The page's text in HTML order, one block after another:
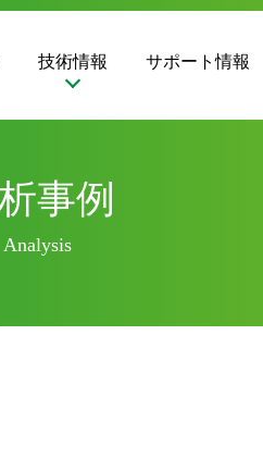
技術情報 サポート情報
事例
Analysis